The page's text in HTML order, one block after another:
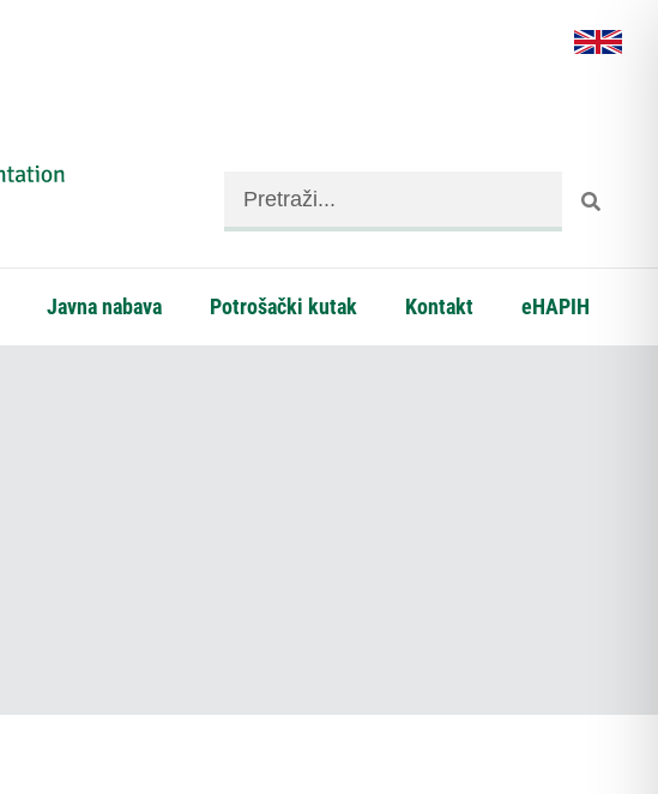
Javna nabava Potrošački kutak Kontakt eHAPIH